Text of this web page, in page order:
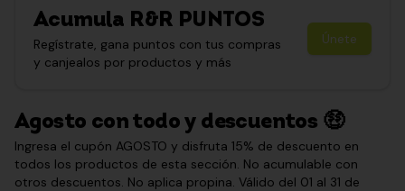
Acumula R&R PUNTOS
Regístrate, gana puntos con tus compras
y canjealos por productos y más
Únete
Agosto con todo y descuentos 🤑
Ingresa el cupón AGOSTO y disfruta 15% de descuento en
todos los productos de esta sección. No acumulable con
otros descuentos. No aplica propina. Válido del 01 al 31 de